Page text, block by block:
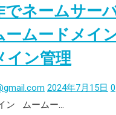
でネームサー
ームードメイ
イン管理
2024年7月15日 0
ン ムームー…